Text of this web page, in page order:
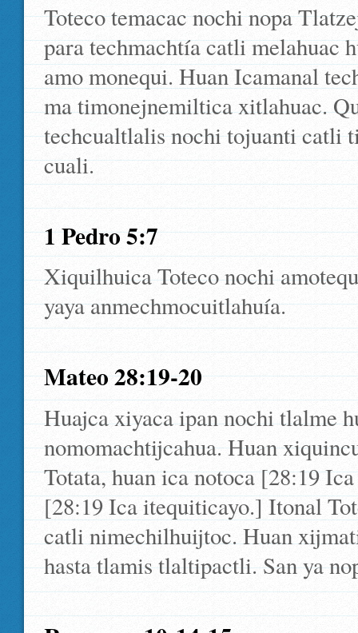
Toteco temacac nochi nopa
para techmachtía catli melahuac
amo monequi. Huan Icamanal
ma timonejnemiltica xitlahuac.
techcualtlalis nochi tojuanti catli
cuali.
1 Pedro 5:7
Xiquilhuica Toteco nochi
yaya anmechmocuitlahuía.
Mateo 28:19-20
Huajca xiyaca ipan nochi tlalme
nomomachtijcahua. Huan
Totata, huan ica notoca [28:19
[28:19 Ica itequiticayo.] Itonal
catli nimechilhuijtoc. Huan
hasta tlamis tlaltipactli. San ya